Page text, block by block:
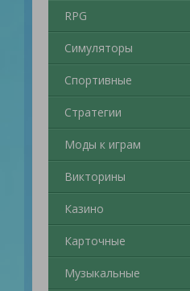
RPG
Симуляторы
Спортивные
Стратегии
Моды к играм
Викторины
Казино
Карточные
Музыкальные